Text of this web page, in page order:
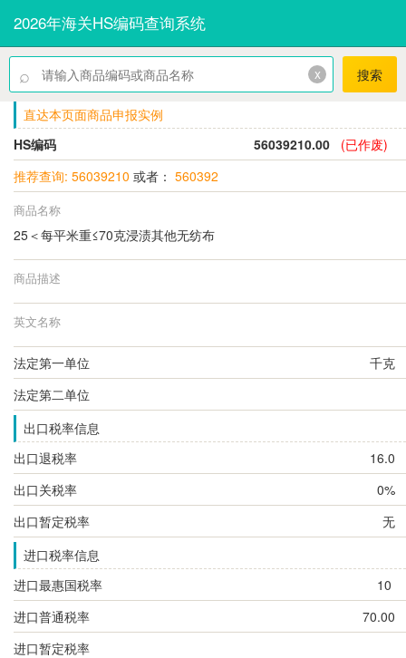
2026年海关HS编码查询系统
⌕ x 搜索
直达本页面商品申报实例
HS编码
56039210.00
(已作废)
推荐查询: 56039210 或者： 560392
商品名称
25＜每平米重≤70克浸渍其他无纺布
商品描述
英文名称
法定第一单位
千克
法定第二单位
出口税率信息
出口退税率
16.0
出口关税率
0%
出口暂定税率
无
进口税率信息
进口最惠国税率
10
进口普通税率
70.00
进口暂定税率